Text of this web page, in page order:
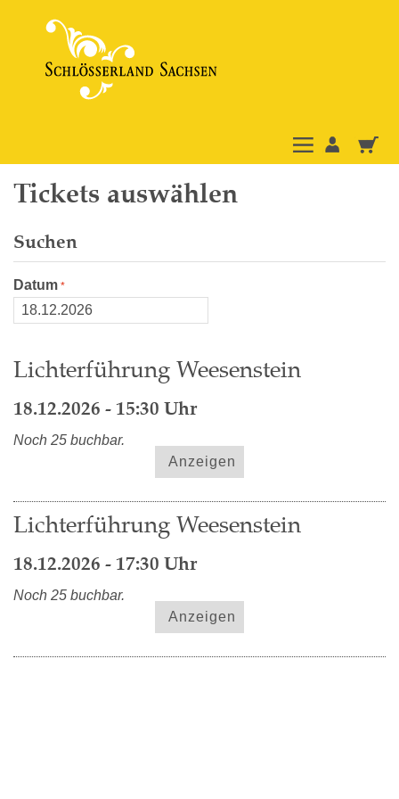
Tickets auswählen
Suchen
Datum
Lichterführung Weesenstein
18.12.2026 - 15:30 Uhr
Noch 25 buchbar.
Anzeigen
Lichterführung Weesenstein
18.12.2026 - 17:30 Uhr
Noch 25 buchbar.
Anzeigen